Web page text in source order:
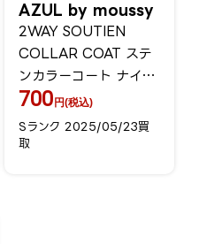
AZUL by moussy
2WAY SOUTIEN
COLLAR COAT ステ
ンカラーコート ナイロ
ンワッシャー 中綿ライ
ナー付
700 円(税込)
Sランク 2025/05/23買
取